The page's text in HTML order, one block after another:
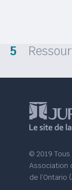
5
© 2019
Association
de l’Ontario